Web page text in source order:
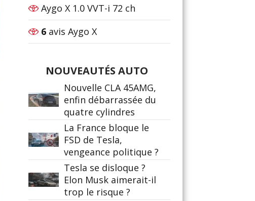
Aygo X 1.0 VVT-i 72 ch
6 avis Aygo X
NOUVEAUTÉS AUTO
Nouvelle CLA 45AMG,
enfin débarrassée du
quatre cylindres
La France bloque le
FSD de Tesla,
vengeance politique ?
Tesla se disloque ?
Elon Musk aimerait-il
trop le risque ?